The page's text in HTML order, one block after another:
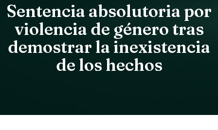
Sentencia absolutoria por
violencia de género tras
demostrar la inexistencia
de los hechos